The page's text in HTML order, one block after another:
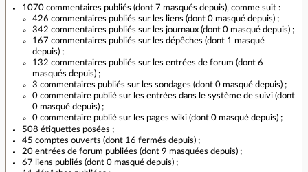
1070 commentaires publiés (dont 7 masqués depuis), comme suit :
426 commentaires publiés sur les liens (dont 0 masqué depuis) ;
342 commentaires publiés sur les journaux (dont 0 masqué depuis) ;
167 commentaires publiés sur les dépêches (dont 1 masqué
depuis) ;
132 commentaires publiés sur les entrées de forum (dont 6
masqués depuis) ;
3 commentaires publiés sur les sondages (dont 0 masqué depuis) ;
0 commentaire publié sur les entrées dans le système de suivi (dont
0 masqué depuis) ;
0 commentaire publié sur les pages wiki (dont 0 masqué depuis) ;
508 étiquettes posées ;
45 comptes ouverts (dont 16 fermés depuis) ;
20 entrées de forum publiées (dont 9 masquées depuis) ;
67 liens publiés (dont 0 masqué depuis) ;